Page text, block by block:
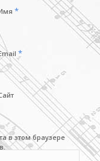
*
*
в этом браузере